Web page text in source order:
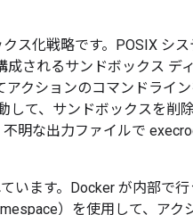
ス化戦略です。POSIX シ
されるサンドボックス デ
クションのコマンドライ
て、サンドボックスを削
明な出力ファイルで
います。Docker が内部で行
）を使用して、アク